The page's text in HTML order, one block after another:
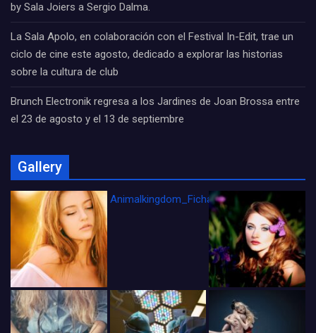
by Sala Joiers a Sergio Dalma.
La Sala Apolo, en colaboración con el Festival In-Edit, trae un
ciclo de cine este agosto, dedicado a explorar las historias
sobre la cultura de club
Brunch Electronik regresa a los Jardines de Joan Brossa entre
el 23 de agosto y el 13 de septiembre
Gallery
Animalkingdom_FichaCine